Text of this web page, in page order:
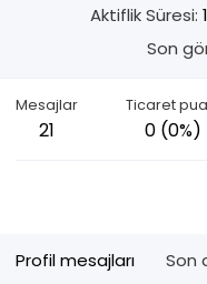
Aktiflik Süresi
Son
Mesajlar
21
Ticaret
0 (0%)
Profil mesajları Son